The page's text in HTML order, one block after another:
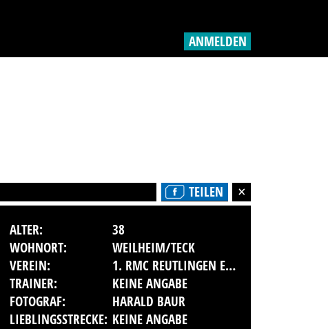
ANMELDEN
TEILEN
ALTER:
38
WOHNORT:
WEILHEIM/TECK
VEREIN:
1. RMC REUTLINGEN E.V. IM ADAC
TRAINER:
KEINE ANGABE
FOTOGRAF:
HARALD BAUR
LIEBLINGSSTRECKE: KEINE ANGABE